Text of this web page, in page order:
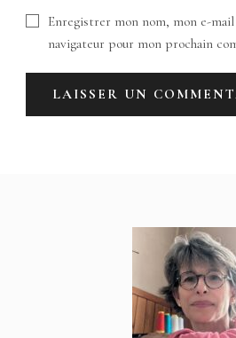
Enregistrer mon nom, mon e-
navigateur pour mon prochain